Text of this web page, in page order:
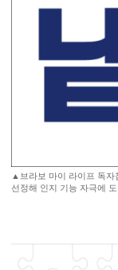
▲브라보 마이 라이프 독자
선정해 인지 기능 자극에